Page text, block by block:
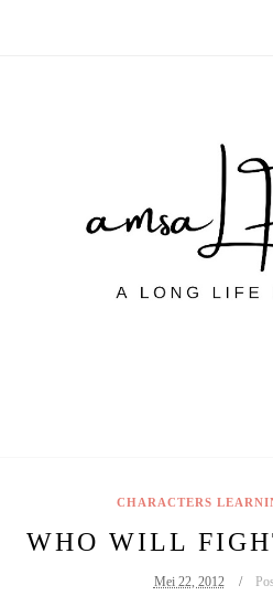
CHARACTERS
WHO WILL
Mei 22, 2012